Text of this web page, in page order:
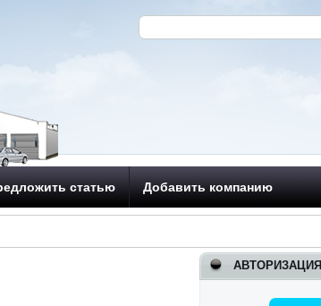
статью Добавить компанию
АВТОРИЗАЦИЯ